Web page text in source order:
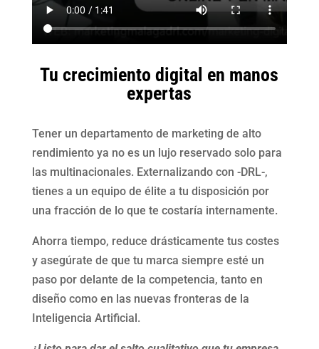
Tu crecimiento digital en manos
expertas
Tener un departamento de marketing de alto
rendimiento ya no es un lujo reservado solo para
las multinacionales. Externalizando con -DRL-,
tienes a un equipo de élite a tu disposición por
una fracción de lo que te costaría internamente.
Ahorra tiempo, reduce drásticamente tus costes
y asegúrate de que tu marca siempre esté un
paso por delante de la competencia, tanto en
diseño como en las nuevas fronteras de la
Inteligencia Artificial.